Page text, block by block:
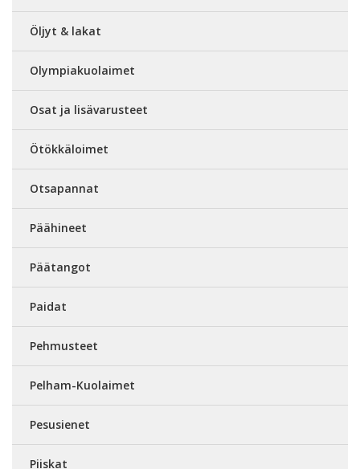
Öljyt & lakat
Olympiakuolaimet
Osat ja lisävarusteet
Ötökkäloimet
Otsapannat
Päähineet
Päätangot
Paidat
Pehmusteet
Pelham-Kuolaimet
Pesusienet
Piiskat